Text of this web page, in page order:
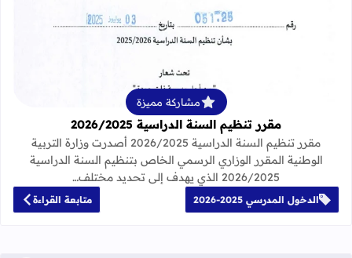
قراءة المزيد عن مقرر تنظيم السنة الدراسية
مشاركة مميزة
مقرر تنظيم السنة الدراسية 2026/2025
مقرر تنظيم السنة الدراسية 2026/2025 أصدرت وزارة التربية
الوطنية المقرر الوزاري الرسمي الخاص بتنظيم السنة الدراسية
2026/2025 الذي يهدف إلى تحديد مختلف…
الدخول المدرسي 2025-2026 متابعة القراءة